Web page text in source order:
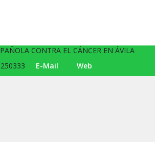
CONTRA EL CÁNCER EN ÁVILA
E-Mail Web